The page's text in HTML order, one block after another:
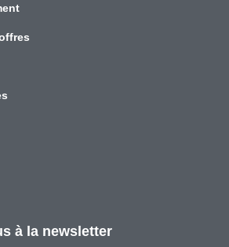
à la newsletter